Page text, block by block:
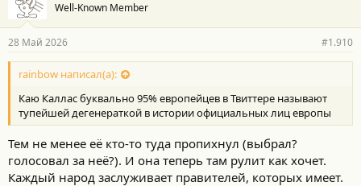
Well-Known Member
28 Май 2026 #1.910
rainbow написал(а):
Каю Каллас буквально 95% европейцев в Твиттере называют
тупейшей дегенераткой в истории официальных лиц европы
Тем не менее её кто-то туда пропихнул (выбрал?
голосовал за неё?). И она теперь там рулит как хочет.
Каждый народ заслуживает правителей, которых имеет.